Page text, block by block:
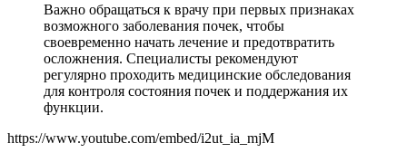
Важно обращаться к врачу при первых признаках
возможного заболевания почек, чтобы
своевременно начать лечение и предотвратить
осложнения. Специалисты рекомендуют
регулярно проходить медицинские обследования
для контроля состояния почек и поддержания их
функции.
https://www.youtube.com/embed/i2ut_ia_mjM